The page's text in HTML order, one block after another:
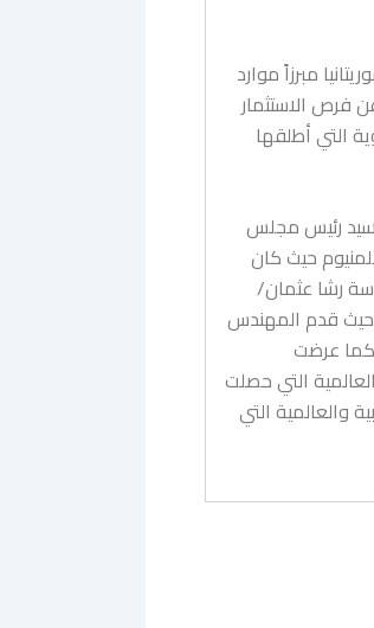
مبرزاً موارد
فرص الاستثمار
التي أطلقها
رئيس مجلس
حيث كان
رشا عثمان/
حيث قدم المهندس
كما عرضت
التي حصلت
والعالمية التي